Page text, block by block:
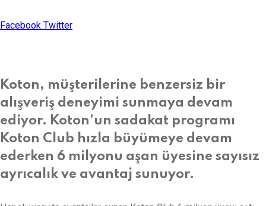
Facebook TwitterLinkedIn
Whatsapp
Print
Share
Koton, müşterilerine benzersiz bir
alışveriş deneyimi sunmaya devam
ediyor. Koton’un sadakat programı
Koton Club hızla büyümeye devam
ederken 6 milyonu aşan üyesine sayısız
ayrıcalık ve avantaj sunuyor.